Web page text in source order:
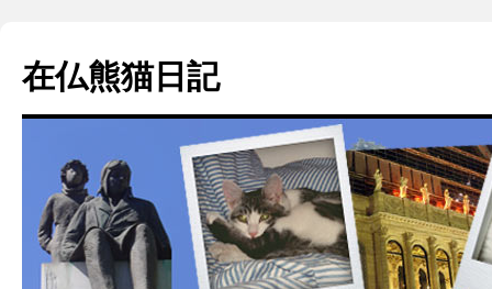
在仏熊猫日記